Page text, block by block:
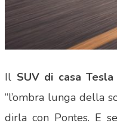
Il SUV di casa Tesla
“l’ombra lunga della
dirla con Pontes. E